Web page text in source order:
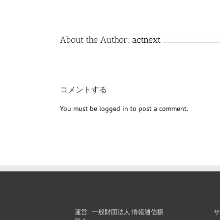
About the Author: actnext
コメントする
You must be logged in to post a comment.
運営 : 一般財団法人 情報通信振